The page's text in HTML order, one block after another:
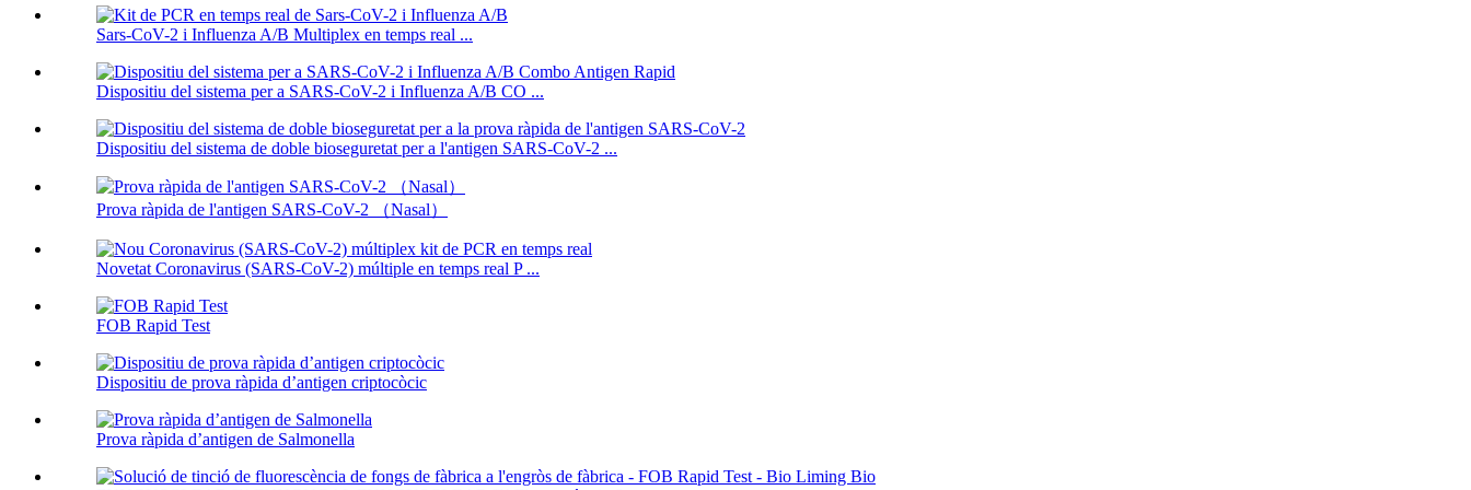
Sars-CoV-2 i Influenza A/B Multiplex en temps real ...
Dispositiu del sistema per a SARS-CoV-2 i Influenza A/B CO ...
Dispositiu del sistema de doble bioseguretat per a l'antigen SARS-CoV-2 ...
Prova ràpida de l'antigen SARS-CoV-2 （Nasal）
Novetat Coronavirus (SARS-CoV-2) múltiple en temps real P ...
FOB Rapid Test
Dispositiu de prova ràpida d’antigen criptocòcic
Prova ràpida d’antigen de Salmonella